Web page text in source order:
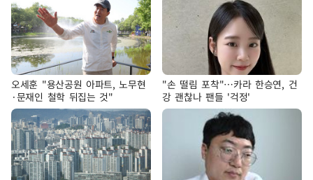
오세훈 "용산공원 아파트, 노무현
·문재인 철학 뒤집는 것"
"손 떨림 포착"…카라 한승연, 건
강 괜찮나 팬들 '걱정'